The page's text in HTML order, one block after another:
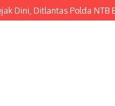
Polda NTB Edukasi